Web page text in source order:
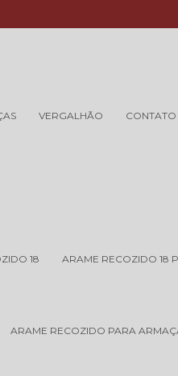
VERGALHÃO CONTATO
18 ARAME RECOZIDO 18
ARAME RECOZIDO PARA